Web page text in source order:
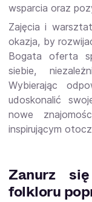
wsparcia oraz
Zajęcia i
okazja, by
Bogata oferta
siebie,
Wybierając
udoskonalić
nowe
inspirującym
Zanurz
folkloru